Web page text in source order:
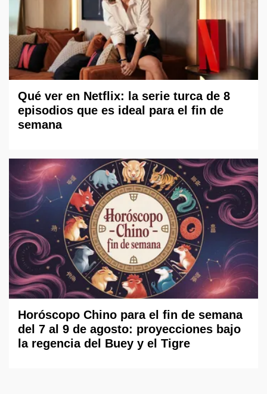
Qué ver en Netflix: la serie turca de 8
episodios que es ideal para el fin de
semana
Horóscopo Chino para el fin de semana
del 7 al 9 de agosto: proyecciones bajo
la regencia del Buey y el Tigre